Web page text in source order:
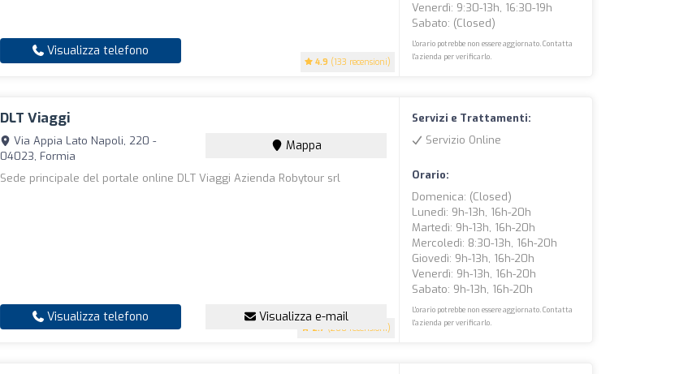
4.9 (133 recensioni)
Visualizza telefono
Venerdì: 9:30-13h, 16:30-19h
Sabato: (closed)
L'orario potrebbe non essere aggiornato. Contatta
l'azienda per verificarlo.
DLT Viaggi
2.7 (200 recensioni)
Via Appia Lato Napoli, 220 -
04023, Formia
Mappa
Sede principale del portale online DLT Viaggi Azienda Robytour srl
Visualizza telefono Visualizza e-mail
Servizi e Trattamenti:
Servizio Online
Orario:
Domenica: (closed)
Lunedì: 9h-13h, 16h-20h
Martedì: 9h-13h, 16h-20h
Mercoledì: 8:30-13h, 16h-20h
Giovedì: 9h-13h, 16h-20h
Venerdì: 9h-13h, 16h-20h
Sabato: 9h-13h, 16h-20h
L'orario potrebbe non essere aggiornato. Contatta
l'azienda per verificarlo.